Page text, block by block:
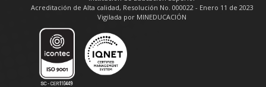
Acreditación de Alta calidad, Resolución No. 000022 - Enero 11 de 2023
Vigilada por MINEDUCACIÓN